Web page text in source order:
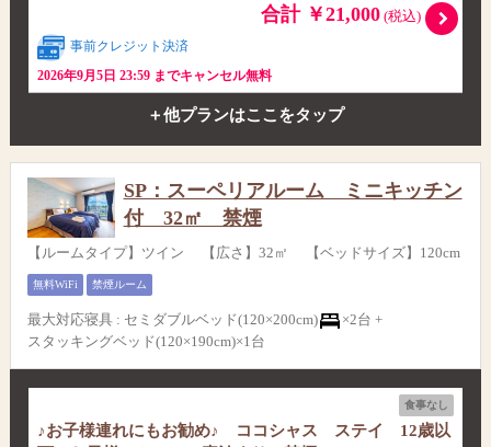
合計 ￥21,000(税込)
事前クレジット決済
2026年9月5日 23:59 までキャンセル無料
＋他プランはここをタップ
SP：スーペリアルーム ミニキッチン
付 32㎡ 禁煙
【ルームタイプ】ツイン 【広さ】32㎡ 【ベッドサイズ】120cm
無料WiFi 禁煙ルーム
最大対応寝具 : セミダブルベッド(120×200cm)
×2台 +
スタッキングベッド(120×190cm)×1台
食事なし
♪お子様連れにもお勧め♪ ココシャス ステイ 12歳以